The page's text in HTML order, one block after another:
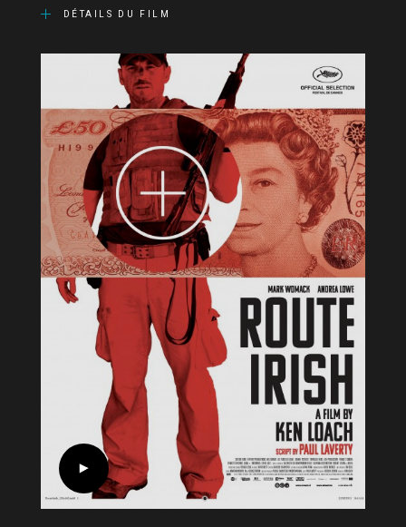
DÉTAILS DU FILM